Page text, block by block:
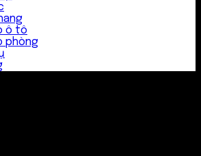
ô tô
phòng